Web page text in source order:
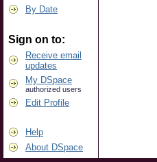
By Date
Sign on to:
Receive email
updates
My DSpace
authorized users
Edit Profile
Help
About DSpace